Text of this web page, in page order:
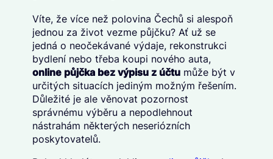
Víte, že více než polovina Čechů si alespoň
jednou za život vezme půjčku? Ať už se
jedná o neočekávané výdaje, rekonstrukci
bydlení nebo třeba koupi nového auta,
online půjčka bez výpisu z účtumůže být v
určitých situacích jediným možným řešením.
Důležité je ale věnovat pozornost
správnému výběru a nepodlehnout
nástrahám některých neseriózních
poskytovatelů.